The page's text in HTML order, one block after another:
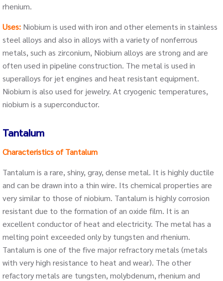
rhenium.
Uses: Niobium is used with iron and other elements in stainless
steel alloys and also in alloys with a variety of nonferrous
metals, such as zirconium, Niobium alloys are strong and are
often used in pipeline construction. The metal is used in
superalloys for jet engines and heat resistant equipment.
Niobium is also used for jewelry. At cryogenic temperatures,
niobium is a superconductor.
Tantalum
Characteristics of Tantalum
Tantalum is a rare, shiny, gray, dense metal. It is highly ductile
and can be drawn into a thin wire. Its chemical properties are
very similar to those of niobium. Tantalum is highly corrosion
resistant due to the formation of an oxide film. It is an
excellent conductor of heat and electricity. The metal has a
melting point exceeded only by tungsten and rhenium.
Tantalum is one of the five major refractory metals (metals
with very high resistance to heat and wear). The other
refactory metals are tungsten, molybdenum, rhenium and